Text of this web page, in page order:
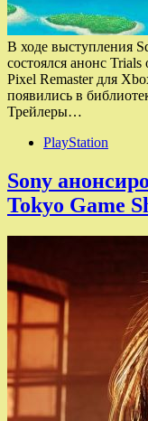
В ходе выступления
состоялся анонс
Pixel Remaster для
появились в
Трейлеры…
PlayStation
Sony
Tokyo Game